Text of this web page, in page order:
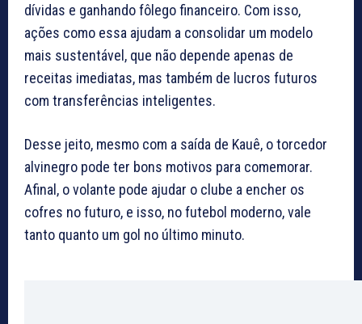
dívidas e ganhando fôlego financeiro. Com isso,
ações como essa ajudam a consolidar um modelo
mais sustentável, que não depende apenas de
receitas imediatas, mas também de lucros futuros
com transferências inteligentes.
Desse jeito, mesmo com a saída de Kauê, o torcedor
alvinegro pode ter bons motivos para comemorar.
Afinal, o volante pode ajudar o clube a encher os
cofres no futuro, e isso, no futebol moderno, vale
tanto quanto um gol no último minuto.